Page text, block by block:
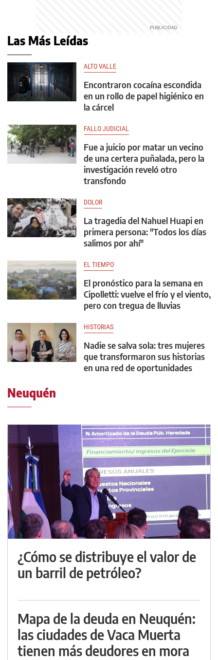
Las Más Leídas
ALTO VALLE
Encontraron cocaína escondida
en un rollo de papel higiénico en
la cárcel
FALLO JUDICIAL
Fue a juicio por matar un vecino
de una certera puñalada, pero la
investigación reveló otro
transfondo
DOLOR
La tragedia del Nahuel Huapi en
primera persona: "Todos los días
salimos por ahí"
EL TIEMPO
El pronóstico para la semana en
Cipolletti: vuelve el frío y el viento,
pero con tregua de lluvias
HISTORIAS
Nadie se salva sola: tres mujeres
que transformaron sus historias
en una red de oportunidades
Neuquén
¿Cómo se distribuye el valor de
un barril de petróleo?
Mapa de la deuda en Neuquén:
las ciudades de Vaca Muerta
tienen más deudores en mora